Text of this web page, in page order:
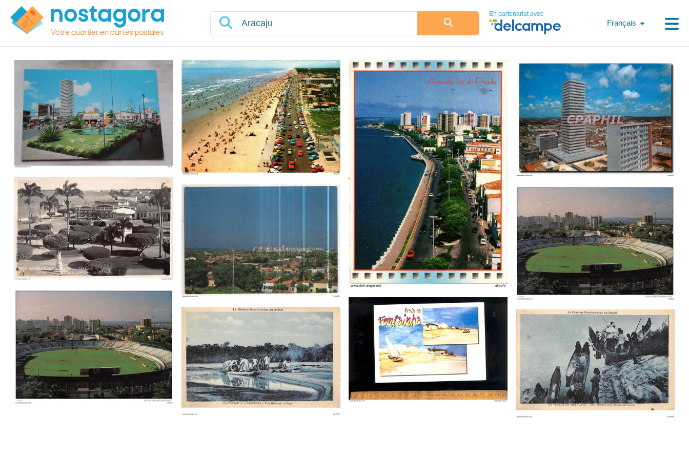
Votre quartier en cartes postales
En partenariat avec
Français
Veuillez patienter, nous
chargeons les cartes postales